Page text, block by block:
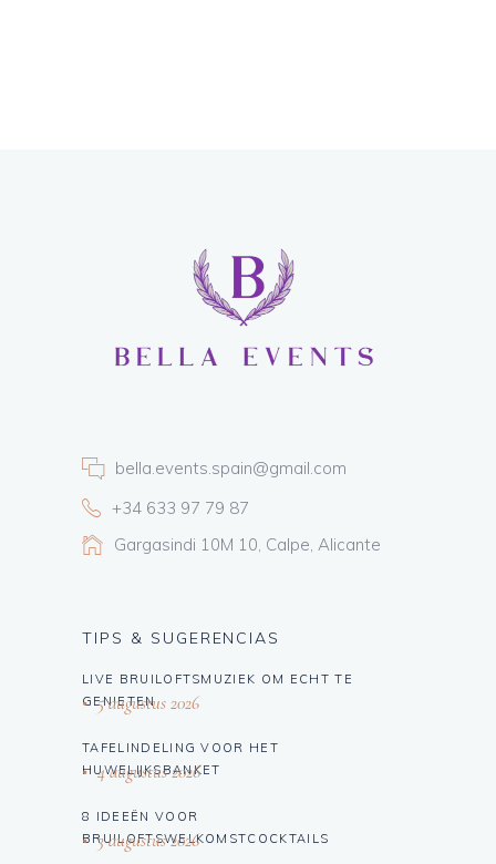
bella.events.spain@gmail.com
+34 633 97 79 87
Gargasindi 10M 10, Calpe, Alicante
TIPS & SUGERENCIAS
LIVE BRUILOFTSMUZIEK OM ECHT TE
GENIETEN
5 augustus 2026
TAFELINDELING VOOR HET
HUWELIJKSBANKET
4 augustus 2026
8 IDEEËN VOOR
BRUILOFTSWELKOMSTCOCKTAILS
3 augustus 2026